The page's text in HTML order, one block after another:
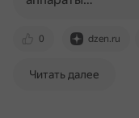
0 dzen.ru
Читать далее